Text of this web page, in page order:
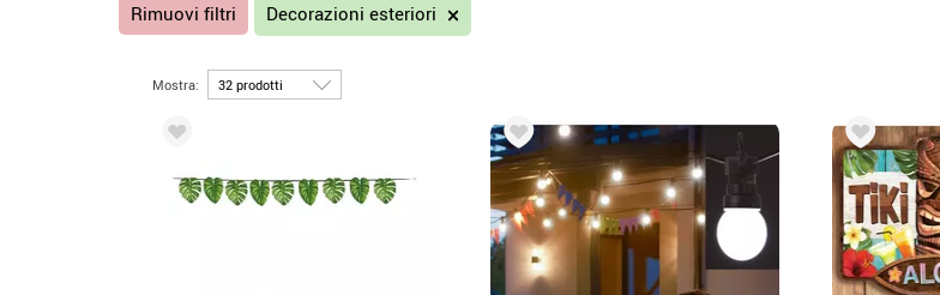
Rimuovi filtri Decorazioni esteriori
Mostra: